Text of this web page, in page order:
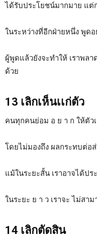
ได้รับประโยชน์มากมาย แ
ในระหว่างที่อีกฝ่ายหนึ่ง พูด
ผู้พูดแล้วยังจะทำให้ เราพล
ด้วย
13 เลิกเห็นเเก่ตัว
คนทุกคนย่อม อ ย า ก ให้ตัว
โดยไม่มองถึง ผลกระทบต่อ
แม้ในระยะสั้น เราอาจได้ปร
ในระยะ ย า ว เราจะ ไม่สา
14 เลิกตัดสิน